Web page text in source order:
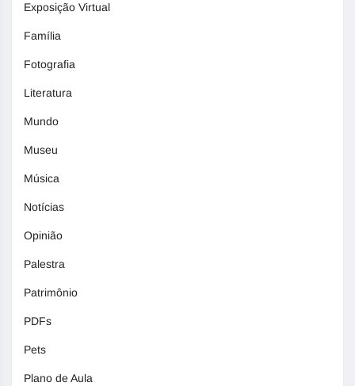
Exposição Virtual
Família
Fotografia
Literatura
Mundo
Museu
Música
Notícias
Opinião
Palestra
Patrimônio
PDFs
Pets
Plano de Aula